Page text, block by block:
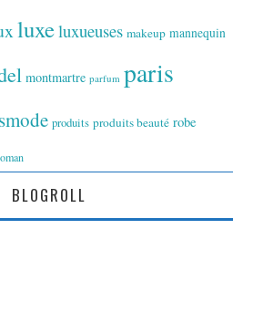
luxeluxueuses makeup mannequin
montmartre parfum paris
produits produits beauté robe
BLOGROLL